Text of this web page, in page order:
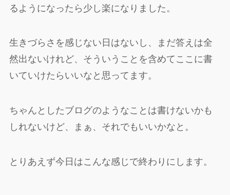
るようになったら少し楽になりました。
生きづらさを感じない日はないし、まだ答えは全
然出ないけれど、そういうことを含めてここに書
いていけたらいいなと思ってます。
ちゃんとしたブログのようなことは書けないかも
しれないけど、まぁ、それでもいいかなと。
とりあえず今日はこんな感じで終わりにします。